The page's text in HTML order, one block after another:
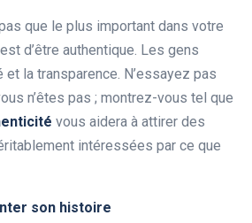
que le plus important dans votre
est d’être authentique. Les gens
la transparence. N’essayez pas
n’êtes pas ; montrez-vous tel que
vous aidera à attirer des
intéressées par ce que
son histoire